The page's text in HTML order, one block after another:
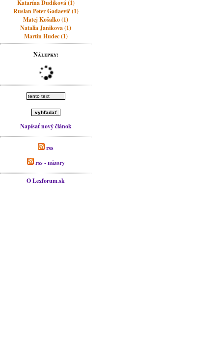
Katarína Dudíková (1)
Ruslan Peter Gadaevič (1)
Matej Košalko (1)
Natalia Janikova (1)
Martin Hudec (1)
Nálepky:
Napísať nový článok
rss
rss - názory
O Lexforum.sk